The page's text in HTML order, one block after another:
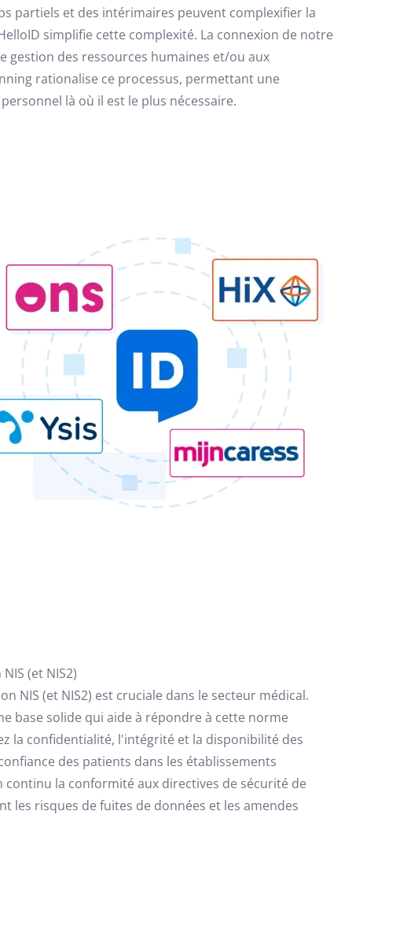
partiels et des intérimaires peuvent complexifier la
simplifie cette complexité. La connexion de notre
gestion des ressources humaines et/ou aux
rationalise ce processus, permettant une
là où il est le plus nécessaire.
(et NIS2)
NIS (et NIS2) est cruciale dans le secteur médical.
base solide qui aide à répondre à cette norme
la confidentialité, l'intégrité et la disponibilité des
des patients dans les établissements
continu la conformité aux directives de sécurité de
les risques de fuites de données et les amendes